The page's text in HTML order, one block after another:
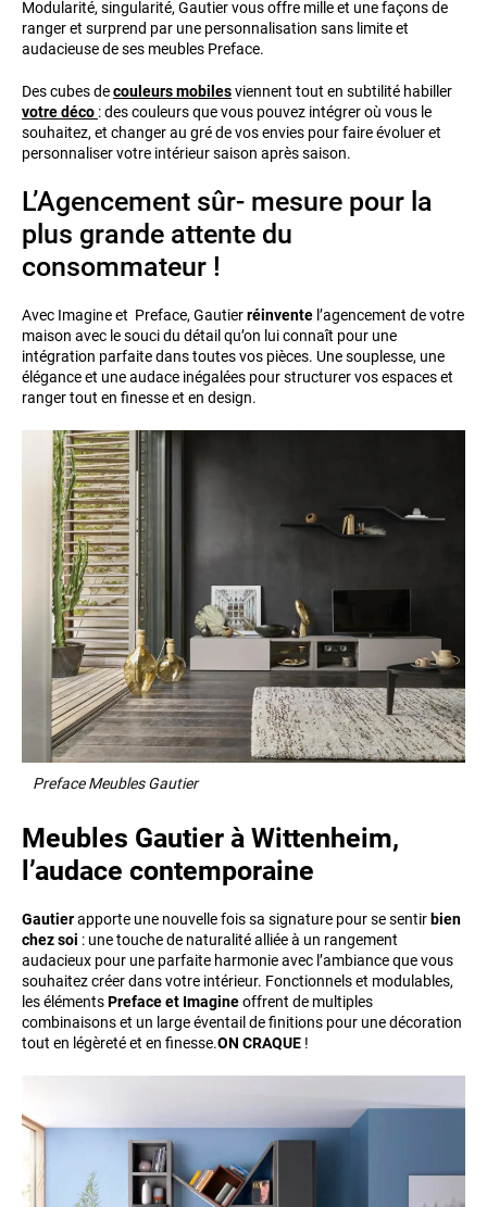
Modularité, singularité, Gautier vous offre mille et une façons de
ranger et surprend par une personnalisation sans limite et
audacieuse de ses meubles Preface.
Des cubes decouleurs mobilesviennent tout en subtilité habiller
votre déco : des couleurs que vous pouvez intégrer où vous le
souhaitez, et changer au gré de vos envies pour faire évoluer et
personnaliser votre intérieur saison après saison.
L’Agencement sûr- mesure pour la
plus grande attente du
consommateur !
Avec Imagine et Preface, Gautierréinvente l’agencement de votre
maison avec le souci du détail qu’on lui connaît pour une
intégration parfaite dans toutes vos pièces. Une souplesse, une
élégance et une audace inégalées pour structurer vos espaces et
ranger tout en finesse et en design.
Preface Meubles Gautier
Meubles Gautier à Wittenheim,
l’audace contemporaine
Gautierapporte une nouvelle fois sa signature pour se sentirbien
chez soi : une touche de naturalité alliée à un rangement
audacieux pour une parfaite harmonie avec l’ambiance que vous
souhaitez créer dans votre intérieur. Fonctionnels et modulables,
les élémentsPreface et Imagineoffrent de multiples
combinaisons et un large éventail de finitions pour une décoration
tout en légèreté et en finesse.ON CRAQUE !